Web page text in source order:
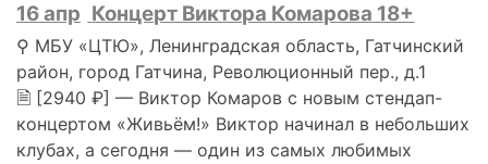
16 апр Концерт Виктора Комарова 18+
⚲ МБУ «ЦТЮ», Ленинградская область, Гатчинский
район, город Гатчина, Революционный пер., д.1
🗎 [2940 ₽] — Виктор Комаров с новым стендап-
концертом «Живьём!» Виктор начинал в небольших
клубах, а сегодня — один из самых любимых